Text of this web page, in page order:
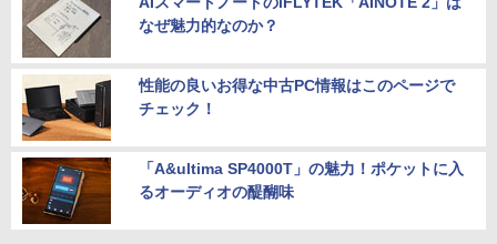
なぜ魅力的なのか？
性能の良いお得な中古PC情報はこのページで
チェック！
「A&ultima SP4000T」の魅力！ポケットに入
るオーディオの醍醐味